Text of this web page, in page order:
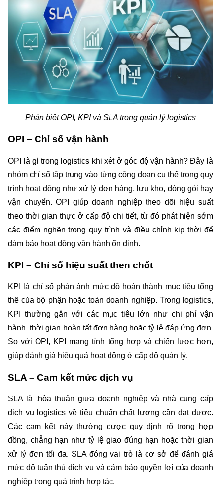
Phân biệt OPI, KPI và SLA trong quản lý logistics
OPI – Chỉ số vận hành
OPI là gì trong logistics khi xét ở góc độ vận hành? Đây là
nhóm chỉ số tập trung vào từng công đoạn cụ thể trong quy
trình hoạt động như xử lý đơn hàng, lưu kho, đóng gói hay
vận chuyển. OPI giúp doanh nghiệp theo dõi hiệu suất
theo thời gian thực ở cấp độ chi tiết, từ đó phát hiện sớm
các điểm nghẽn trong quy trình và điều chỉnh kịp thời để
đảm bảo hoạt động vận hành ổn định.
KPI – Chỉ số hiệu suất then chốt
KPI là chỉ số phản ánh mức độ hoàn thành mục tiêu tổng
thể của bộ phận hoặc toàn doanh nghiệp. Trong logistics,
KPI thường gắn với các mục tiêu lớn như chi phí vận
hành, thời gian hoàn tất đơn hàng hoặc tỷ lệ đáp ứng đơn.
So với OPI, KPI mang tính tổng hợp và chiến lược hơn,
giúp đánh giá hiệu quả hoạt động ở cấp độ quản lý.
SLA – Cam kết mức dịch vụ
SLA là thỏa thuận giữa doanh nghiệp và nhà cung cấp
dịch vụ logistics về tiêu chuẩn chất lượng cần đạt được.
Các cam kết này thường được quy định rõ trong hợp
đồng, chẳng hạn như tỷ lệ giao đúng hạn hoặc thời gian
xử lý đơn tối đa. SLA đóng vai trò là cơ sở để đánh giá
mức độ tuân thủ dịch vụ và đảm bảo quyền lợi của doanh
nghiệp trong quá trình hợp tác.